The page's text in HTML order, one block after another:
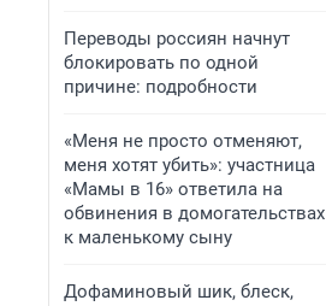
Переводы россиян начнут
блокировать по одной
причине: подробности
«Меня не просто отменяют,
меня хотят убить»: участница
«Мамы в 16» ответила на
обвинения в домогательствах
к маленькому сыну
Дофаминовый шик, блеск,